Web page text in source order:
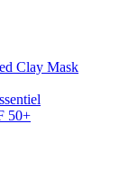
Clay Mask
50+